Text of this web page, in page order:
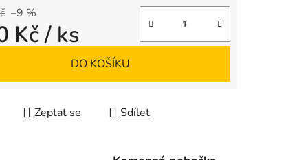
–9 %
Kč/ ks
DO KOŠÍKU
Zeptat se Sdílet